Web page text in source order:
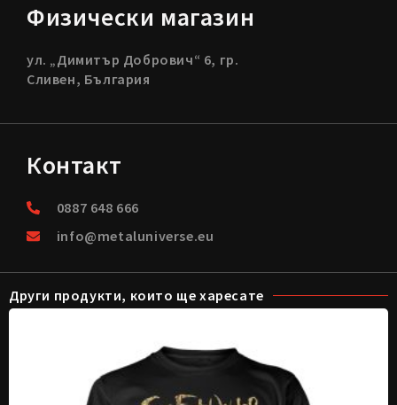
Физически магазин
ул. „Димитър Добрович“ 6, гр.
Сливен, България
Контакт
0887 648 666
info@metaluniverse.eu
Други продукти, които ще харесате